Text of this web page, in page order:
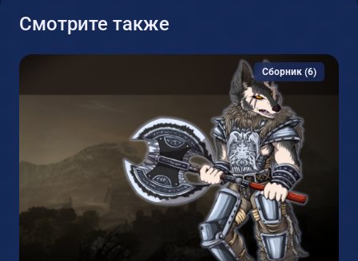
Смотрите также
Сборник (6)